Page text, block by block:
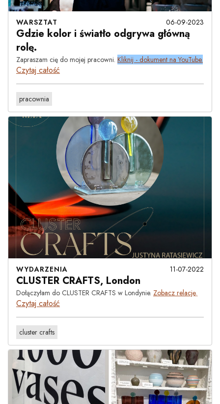
WARSZTAT 06-09-2023
Gdzie kolor i światło odgrywa główną
rolę.
Zapraszam cię do mojej pracowni. Kliknij - dokument na YouTube.
Czytaj całość
pracownia
WYDARZENIA 11-07-2022
CLUSTER CRAFTS, London
Dołączyłam do CLUSTER CRAFTS w Londynie. Zobacz relację.
Czytaj całość
cluster crafts